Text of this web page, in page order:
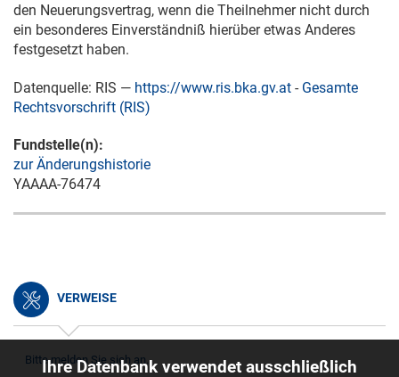
den Neuerungsvertrag, wenn die Theilnehmer nicht durch
ein besonderes Einverständniß hierüber etwas Anderes
festgesetzt haben.
Datenquelle: RIS — https://www.ris.bka.gv.at - Gesamte
Rechtsvorschrift (RIS)
Fundstelle(n):
zur Änderungshistorie
YAAAA-76474
VERWEISE
Bitte melden Sie sich an.
Ihre Datenbank verwendet ausschließlich